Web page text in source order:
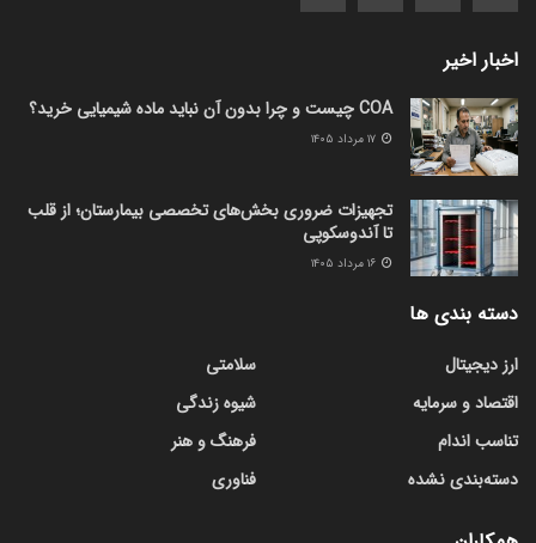
اخبار اخیر
COA چیست و چرا بدون آن نباید ماده شیمیایی خرید؟
تجهیزات ضروری بخش‌های تخصصی بیمارستان؛ از قلب
تا آندوسکوپی
دسته بندی ها
ارز دیجیتال
اقتصاد و سرمایه
تناسب اندام
دسته‌بندی نشده
سلامتی
شیوه زندگی
فرهنگ و هنر
فناوری